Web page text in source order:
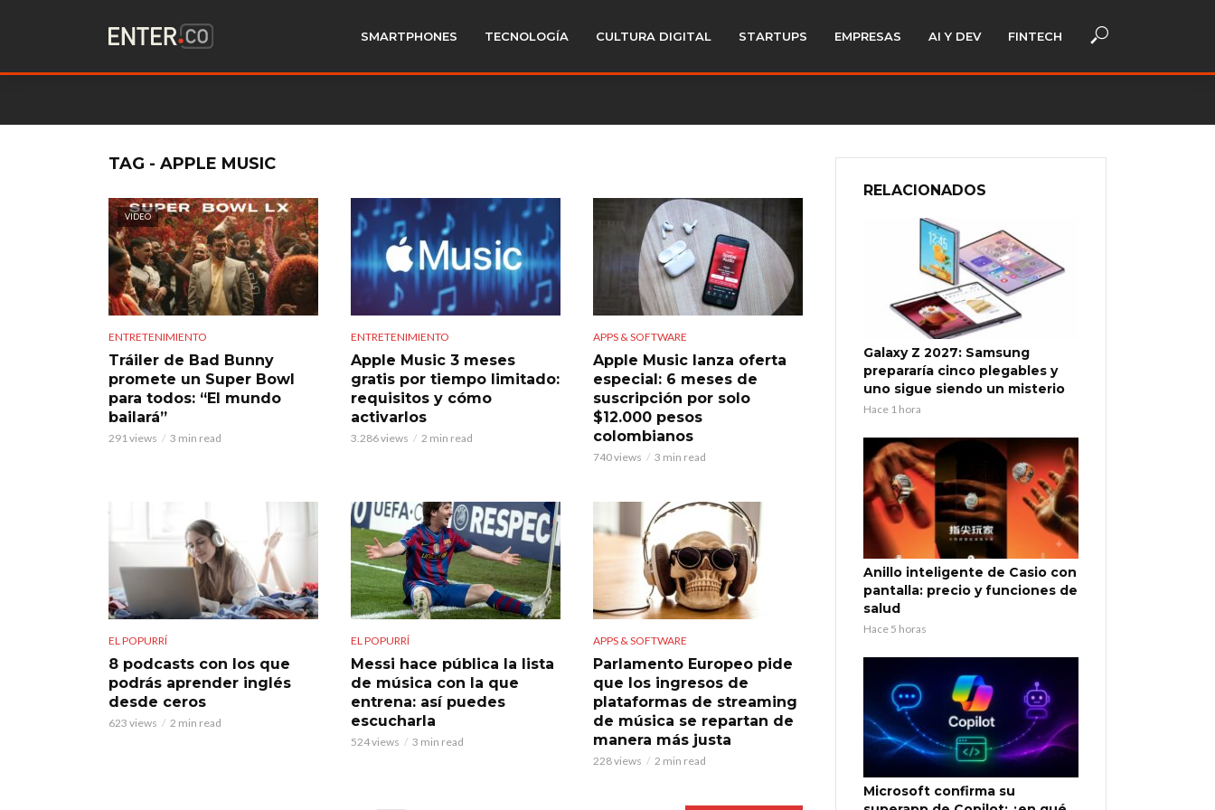
SMARTPHONES TECNOLOGÍA CULTURA DIGITAL STARTUPS EMPRESAS AI Y DEV FINTECH
TAG - APPLE MUSIC
VIDEO
ENTRETENIMIENTO
Tráiler de Bad Bunny
promete un Super Bowl
para todos: “El mundo
bailará”
291 views 3 min read
ENTRETENIMIENTO
Apple Music 3 meses
gratis por tiempo limitado:
requisitos y cómo
activarlos
3.286 views 2 min read
APPS & SOFTWARE
Apple Music lanza oferta
especial: 6 meses de
suscripción por solo
$12.000 pesos
colombianos
740 views 3 min read
EL POPURRÍ
8 podcasts con los que
podrás aprender inglés
desde ceros
623 views 2 min read
EL POPURRÍ
Messi hace pública la lista
de música con la que
entrena: así puedes
escucharla
524 views 3 min read
APPS & SOFTWARE
Parlamento Europeo pide
que los ingresos de
plataformas de streaming
de música se repartan de
manera más justa
228 views 2 min read
RELACIONADOS
Galaxy Z 2027: Samsung
prepararía cinco plegables y
uno sigue siendo un misterio
Hace 1 hora
Anillo inteligente de Casio con
pantalla: precio y funciones de
salud
Hace 5 horas
Microsoft confirma su